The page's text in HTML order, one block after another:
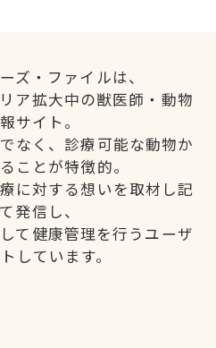
ズ・ファイルは、
ア拡大中の獣医師・動物
サイト。
なく、診療可能な動物か
ことが特徴的。
に対する想いを取材し記
発信し、
て健康管理を行うユーザ
しています。